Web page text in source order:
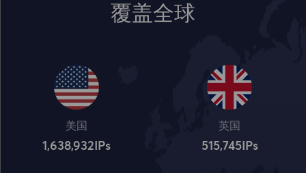
覆盖全球
美国
1,638,932 IPs
英国
515,745IPs